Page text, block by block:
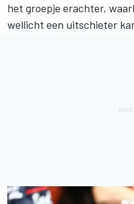
het groepje erachter,
wellicht een uitschieter